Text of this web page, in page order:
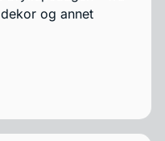
og annet